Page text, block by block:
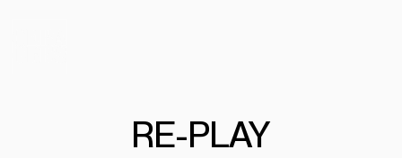
RE-PLAY